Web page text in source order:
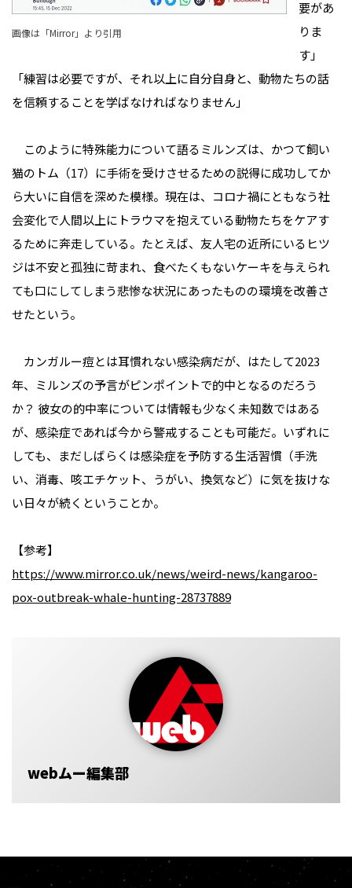
画像は「Mirror」より引用
要があ
りま
す」
「練習は必要ですが、それ以上に自分自身と、動物たちの話
を信頼することを学ばなければなりません」
このように特殊能力について語るミルンズは、かつて飼い
猫のトム（17）に手術を受けさせるための説得に成功してか
ら大いに自信を深めた模様。現在は、コロナ禍にともなう社
会変化で人間以上にトラウマを抱えている動物たちをケアす
るために奔走している。たとえば、友人宅の近所にいるヒツ
ジは不安と孤独に苛まれ、食べたくもないケーキを与えられ
ても口にしてしまう悲惨な状況にあったものの環境を改善さ
せたという。
カンガルー痘とは耳慣れない感染病だが、はたして2023
年、ミルンズの予言がピンポイントで的中となるのだろう
か？ 彼女の的中率については情報も少なく未知数ではある
が、感染症であれば今から警戒することも可能だ。いずれに
しても、まだしばらくは感染症を予防する生活習慣（手洗
い、消毒、咳エチケット、うがい、換気など）に気を抜けな
い日々が続くということか。
【参考】
https://www.mirror.co.uk/news/weird-news/kangaroo-
pox-outbreak-whale-hunting-28737889
webムー編集部